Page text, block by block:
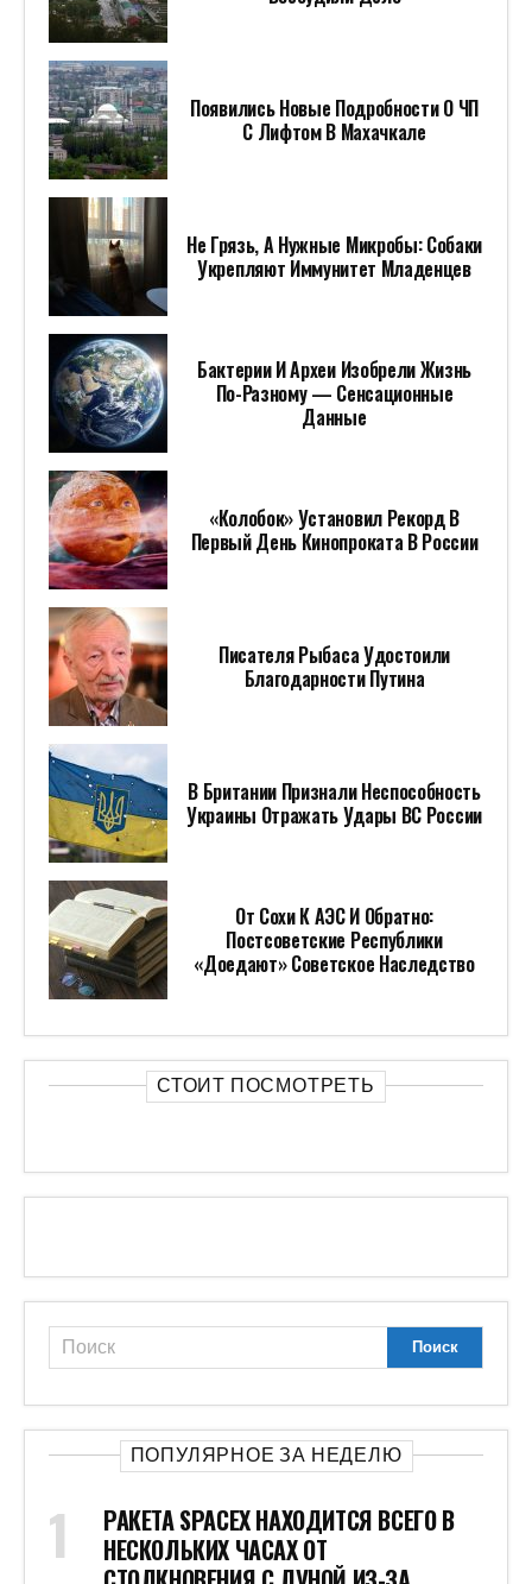
Появились Новые Подробности О ЧП
С Лифтом В Махачкале
Не Грязь, А Нужные Микробы: Собаки
Укрепляют Иммунитет Младенцев
Бактерии И Археи Изобрели Жизнь
По-Разному — Сенсационные
Данные
«Колобок» Установил Рекорд В
Первый День Кинопроката В России
Писателя Рыбаса Удостоили
Благодарности Путина
В Британии Признали Неспособность
Украины Отражать Удары ВС России
От Сохи К АЭС И Обратно:
Постсоветские Республики
«доедают» Советское Наследство
СТОИТ ПОСМОТРЕТЬ
ПОПУЛЯРНОЕ ЗА НЕДЕЛЮ
РАКЕТА SPACEX НАХОДИТСЯ ВСЕГО В
НЕСКОЛЬКИХ ЧАСАХ ОТ